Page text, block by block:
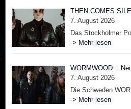
THEN COMES
Single
7. August 2026
Das Stockholmer
SILENCE kehrt mit
ersten Single aus
Ballroom“, das im
Records
ihren
Gothic-Rock mit
Techno-Rhythmus
-> Mehr lesen
WORMWOOD ::
7. August 2026
Die Schweden
neue EP „Å“ via
-> Mehr lesen